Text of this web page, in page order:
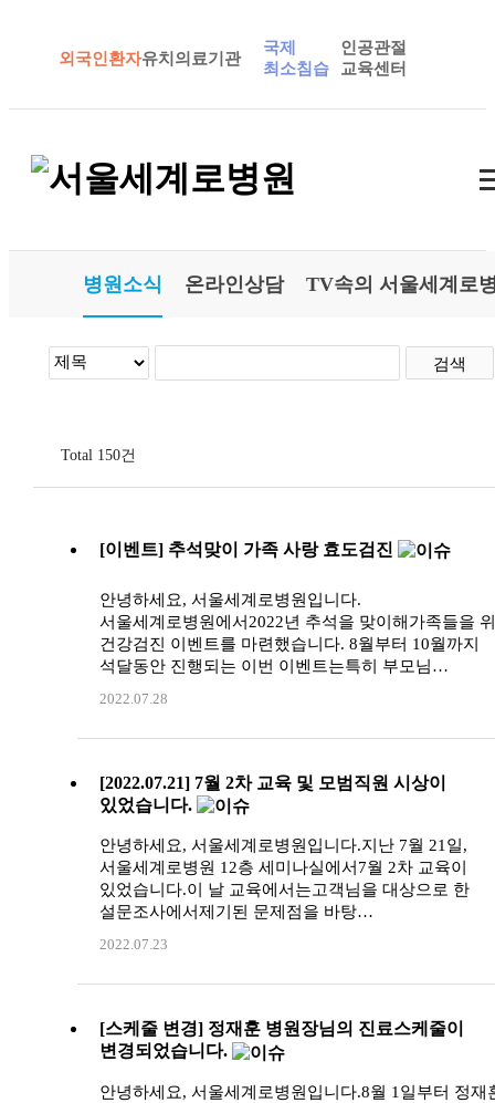
외국인환자유치의료기관
국제
최소침습
인공관절
교육센터
병원소식 온라인상담 TV속의 서울세계로
검색
Total 150건
[이벤트] 추석맞이 가족 사랑 효도검진
안녕하세요, 서울세계로병원입니다.
서울세계로병원에서2022년 추석을 맞이해가족들을
건강검진 이벤트를 마련했습니다. 8월부터 10월까지
석달동안 진행되는 이번 이벤트는특히 부모님…
2022.07.28
[2022.07.21] 7월 2차 교육 및 모범직원 시상이
있었습니다.
안녕하세요, 서울세계로병원입니다.지난 7월 21일,
서울세계로병원 12층 세미나실에서7월 2차 교육이
있었습니다.이 날 교육에서는고객님을 대상으로 한
설문조사에서제기된 문제점을 바탕…
2022.07.23
[스케줄 변경] 정재훈 병원장님의 진료스케줄이
변경되었습니다.
안녕하세요, 서울세계로병원입니다.8월 1일부터 정재